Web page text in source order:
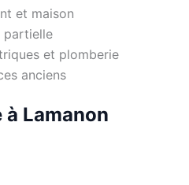
et maison
partielle
et plomberie
anciens
Lamanon